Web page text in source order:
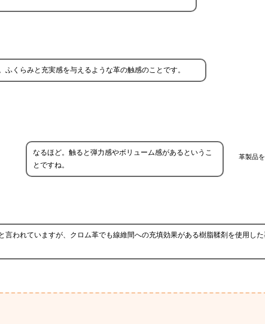
くらみと充実感を与えるような革の触感のことです。
革製品
なるほど。触ると弾力感やボリューム感があるというこ
とですね。
われていますが、クロム革でも線維間への充填効果がある樹脂鞣剤を使用した